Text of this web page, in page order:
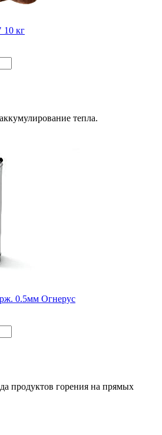
кг
тепла.
0.5мм Огнерус
продуктов горения на прямых